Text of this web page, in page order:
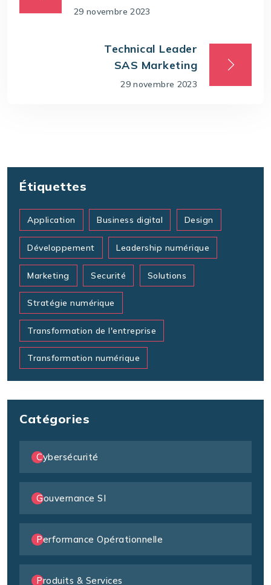
29 novembre 2023
Technical Leader
SAS Marketing
29 novembre 2023
Étiquettes
Application Business digital Design
Développement Leadership numérique
Marketing Securité Solutions
Stratégie numérique
Transformation de l'entreprise
Transformation numérique
Catégories
Cybersécurité
Gouvernance SI
Performance Opérationnelle
Produits & Services